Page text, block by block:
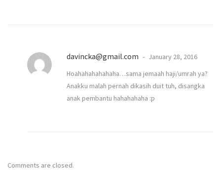
davincka@gmail.com
January 28, 2016
Hoahahahahahaha…sama jemaah haji/umrah ya?
Anakku malah pernah dikasih duit tuh, disangka
anak pembantu hahahahaha :p
Comments are closed.